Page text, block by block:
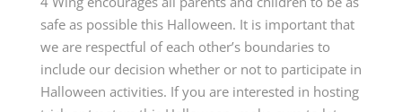
safe as possible this Halloween. It is important that
we are respectful of each other’s boundaries to
include our decision whether or not to participate in
Halloween activities. If you are interested in hosting